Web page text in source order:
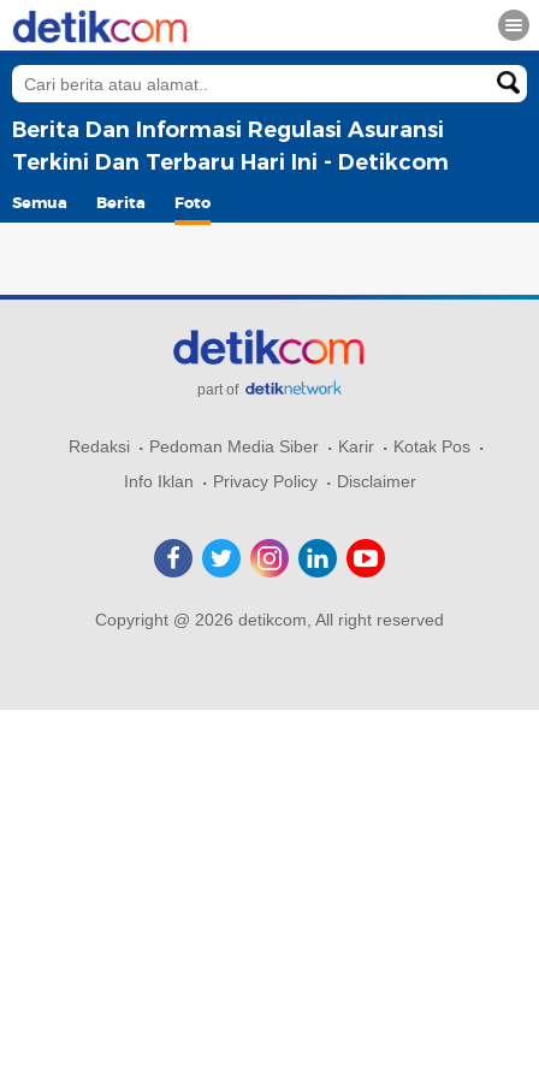
Berita Dan Informasi Regulasi Asuransi
Terkini Dan Terbaru Hari Ini - Detikcom
Semua Berita Foto
part of
Redaksi Pedoman Media Siber Karir
Kotak Pos
Info Iklan
Privacy Policy Disclaimer
Copyright @ 2026 detikcom, All right reserved